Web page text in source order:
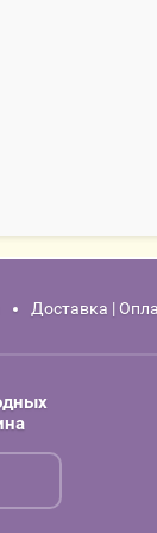
Доставка |